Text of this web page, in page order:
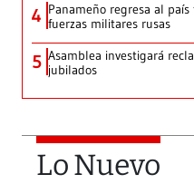
4 Panameño regresa al
fuerzas militares rusas
5 Asamblea investigará
jubilados
Lo Nuevo